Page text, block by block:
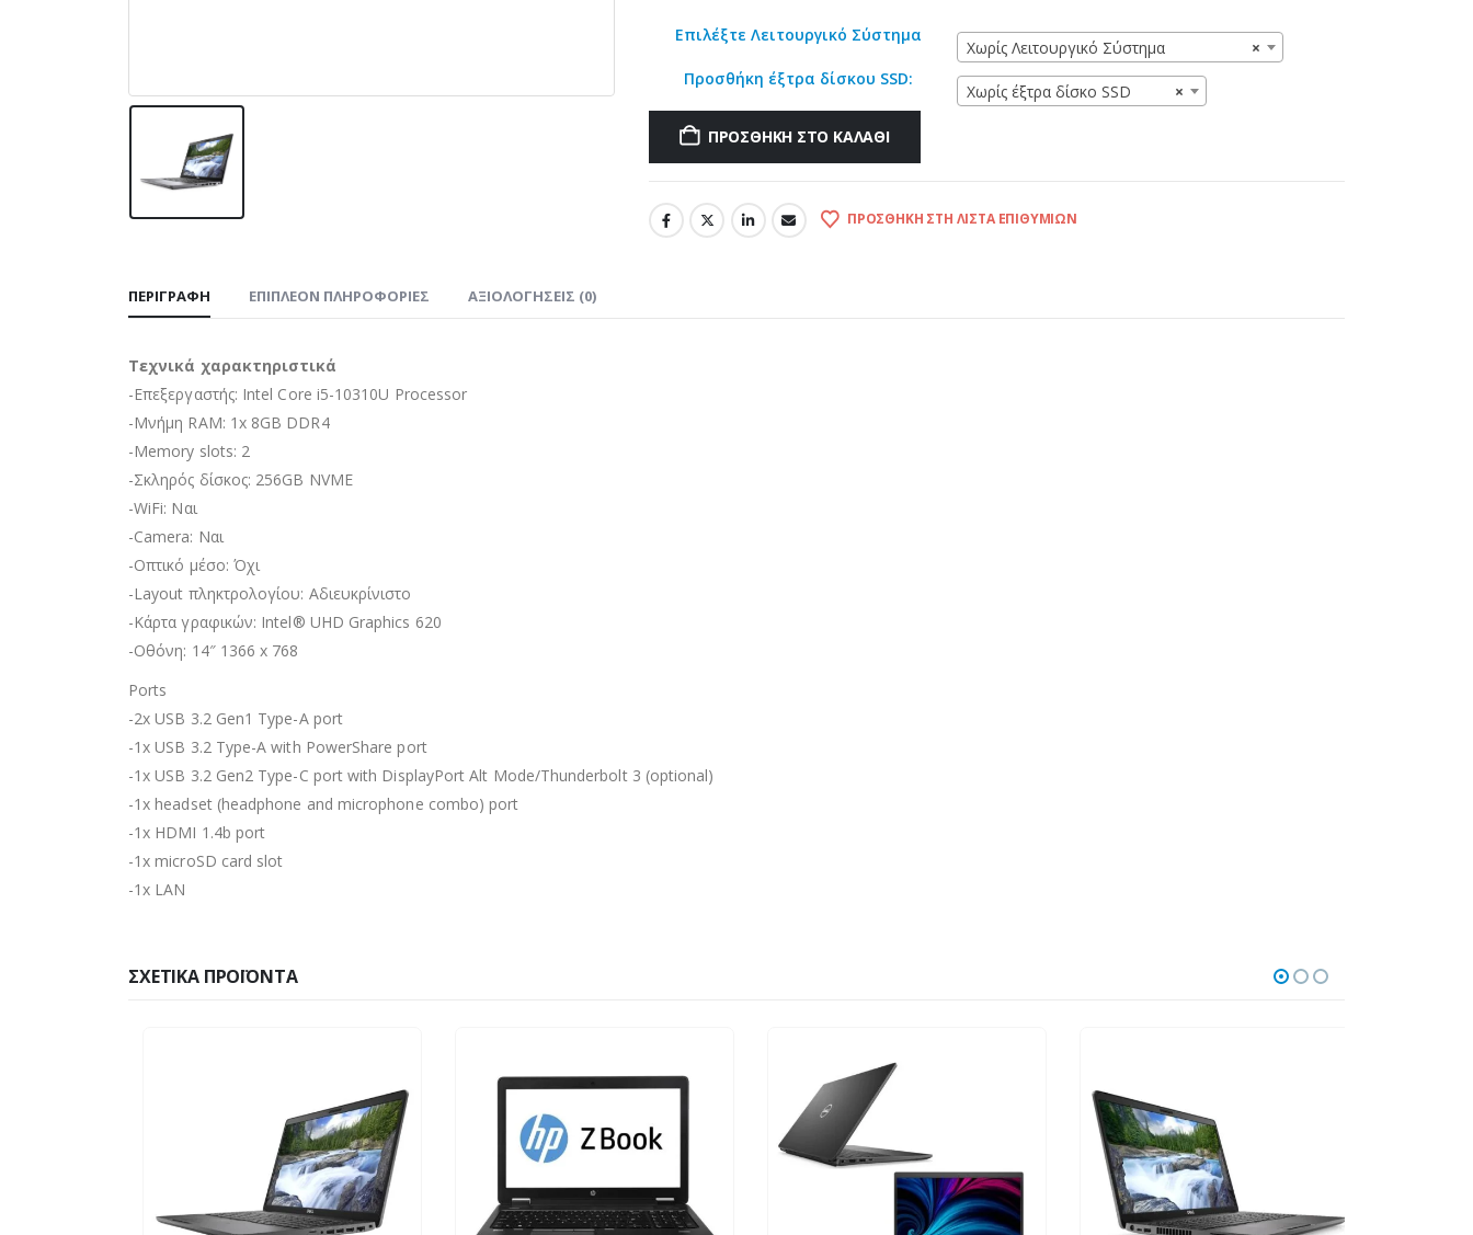
Επιλέξτε Λειτουργικό Σύστημα
×
Χωρίς Λειτουργικό Σύστημα
Προσθήκη έξτρα δίσκου SSD:
×
Χωρίς έξτρα δίσκο SSD
ΠΡΟΣΘΉΚΗ ΣΤΟ ΚΑΛΆΘΙ
ΠΡΟΣΘΉΚΗ ΣΤΗ ΛΊΣΤΑ ΕΠΙΘΥΜΙΏΝ
ΠΕΡΙΓΡΑΦΉ ΕΠΙΠΛΈΟΝ ΠΛΗΡΟΦΟΡΊΕΣ ΑΞΙΟΛΟΓΉΣΕΙΣ (0)
Τεχνικά χαρακτηριστικά
-Επεξεργαστής: Intel Core i5-10310U Processor
-Μνήμη RAM: 1x 8GB DDR4
-Memory slots: 2
-Σκληρός δίσκος: 256GB NVME
-WiFi: Ναι
-Camera: Ναι
-Οπτικό μέσο: Όχι
-Layout πληκτρολογίου: Αδιευκρίνιστo
-Κάρτα γραφικών: Intel® UHD Graphics 620
-Οθόνη: 14″ 1366 x 768
Ports
-2x USB 3.2 Gen1 Type-A port
-1x USB 3.2 Type-A with PowerShare port
-1x USB 3.2 Gen2 Type-C port with DisplayPort Alt Mode/Thunderbolt 3 (optional)
-1x headset (headphone and microphone combo) port
-1x HDMI 1.4b port
-1x microSD card slot
-1x LAN
ΣΧΕΤΙΚΆ ΠΡΟΪΌΝΤΑ